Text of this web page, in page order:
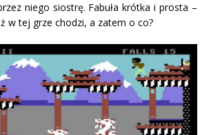
niego siostrę. Fabuła krótka i prosta –
w tej grze chodzi, a zatem o co?